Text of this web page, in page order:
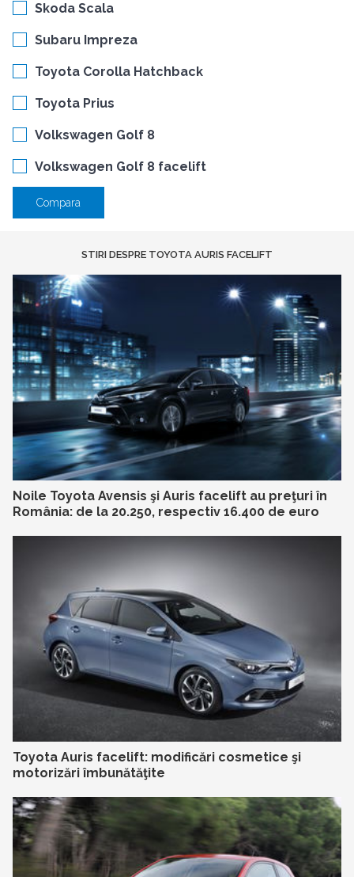
Skoda Scala
Subaru Impreza
Toyota Corolla Hatchback
Toyota Prius
Volkswagen Golf 8
Volkswagen Golf 8 facelift
Compara
STIRI DESPRE TOYOTA AURIS FACELIFT
Noile Toyota Avensis şi Auris facelift au preţuri în
România: de la 20.250, respectiv 16.400 de euro
Toyota Auris facelift: modificări cosmetice şi
motorizări îmbunătăţite